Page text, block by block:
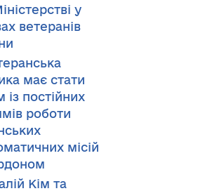
у
ветеранів
має стати
із постійних
роботи
місій
Кім та